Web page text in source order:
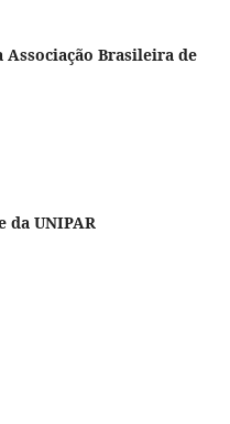
Associação Brasileira de
da UNIPAR